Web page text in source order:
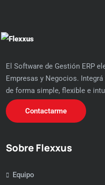
El Software de Gestión ERP
Empresas y Negocios.
de forma simple, flexible e
Contactarme
Sobre Flexxus
Equipo